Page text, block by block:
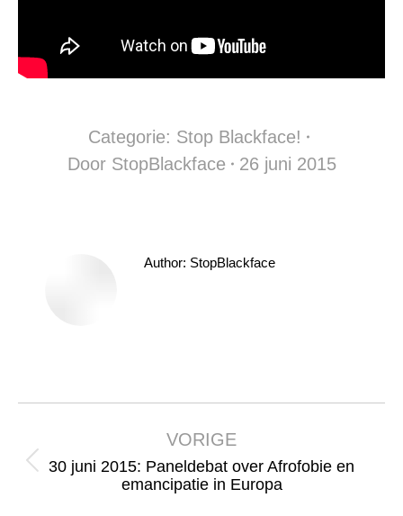
Categorie: Stop Blackface!
Door StopBlackface 26 juni 2015
Author: StopBlackface
navigatie
VORIGE
Vorig
30 juni 2015: Paneldebat over Afrofobie en
emancipatie in Europa